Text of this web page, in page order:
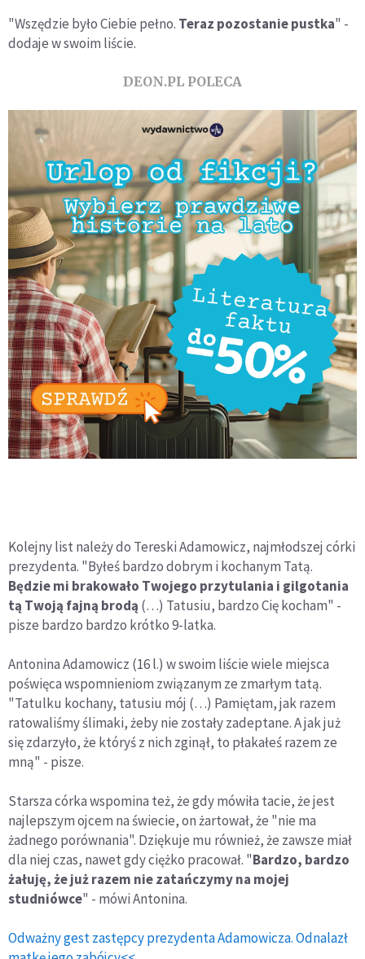
"Wszędzie było Ciebie pełno. Teraz pozostanie pustka" -
dodaje w swoim liście.
DEON.PL POLECA
Kolejny list należy do Tereski Adamowicz, najmłodszej córki
prezydenta. "Byłeś bardzo dobrym i kochanym Tatą.
Będzie mi brakowało Twojego przytulania i gilgotania
tą Twoją fajną brodą (…) Tatusiu, bardzo Cię kocham" -
pisze bardzo bardzo krótko 9-latka.
Antonina Adamowicz (16 l.) w swoim liście wiele miejsca
poświęca wspomnieniom związanym ze zmarłym tatą.
"Tatulku kochany, tatusiu mój (…) Pamiętam, jak razem
ratowaliśmy ślimaki, żeby nie zostały zadeptane. A jak już
się zdarzyło, że któryś z nich zginął, to płakałeś razem ze
mną" - pisze.
Starsza córka wspomina też, że gdy mówiła tacie, że jest
najlepszym ojcem na świecie, on żartował, że "nie ma
żadnego porównania". Dziękuje mu również, że zawsze miał
dla niej czas, nawet gdy ciężko pracował. "Bardzo, bardzo
żałuję, że już razem nie zatańczymy na mojej
studniówce" - mówi Antonina.
Odważny gest zastępcy prezydenta Adamowicza. Odnalazł